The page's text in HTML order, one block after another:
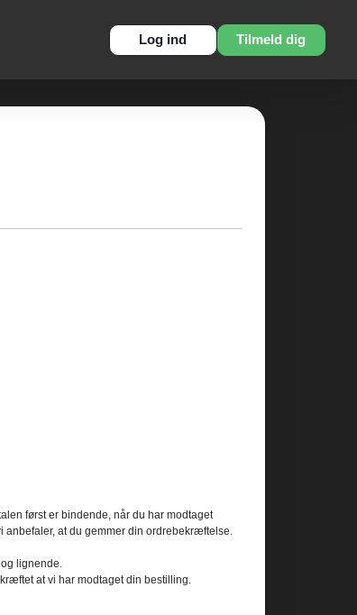
Log ind Tilmeld dig
først er bindende, når du har modtaget
anbefaler, at du gemmer din ordrebekræftelse.
lignende.
at vi har modtaget din bestilling.